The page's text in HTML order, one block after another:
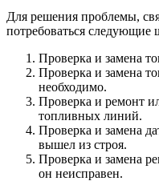
Для решения проблемы,
потребоваться следующие
Проверка и замена
Проверка и замена
необходимо.
Проверка и ремонт
топливных линий.
Проверка и замена
вышел из строя.
Проверка и замена
он неисправен.